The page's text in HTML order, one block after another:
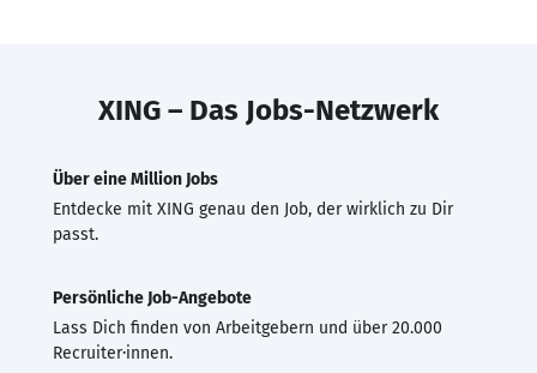
XING – Das Jobs-Netzwerk
Über eine Million Jobs
Entdecke mit XING genau den Job, der wirklich zu Dir
passt.
Persönliche Job-Angebote
Lass Dich finden von Arbeitgebern und über 20.000
Recruiter·innen.